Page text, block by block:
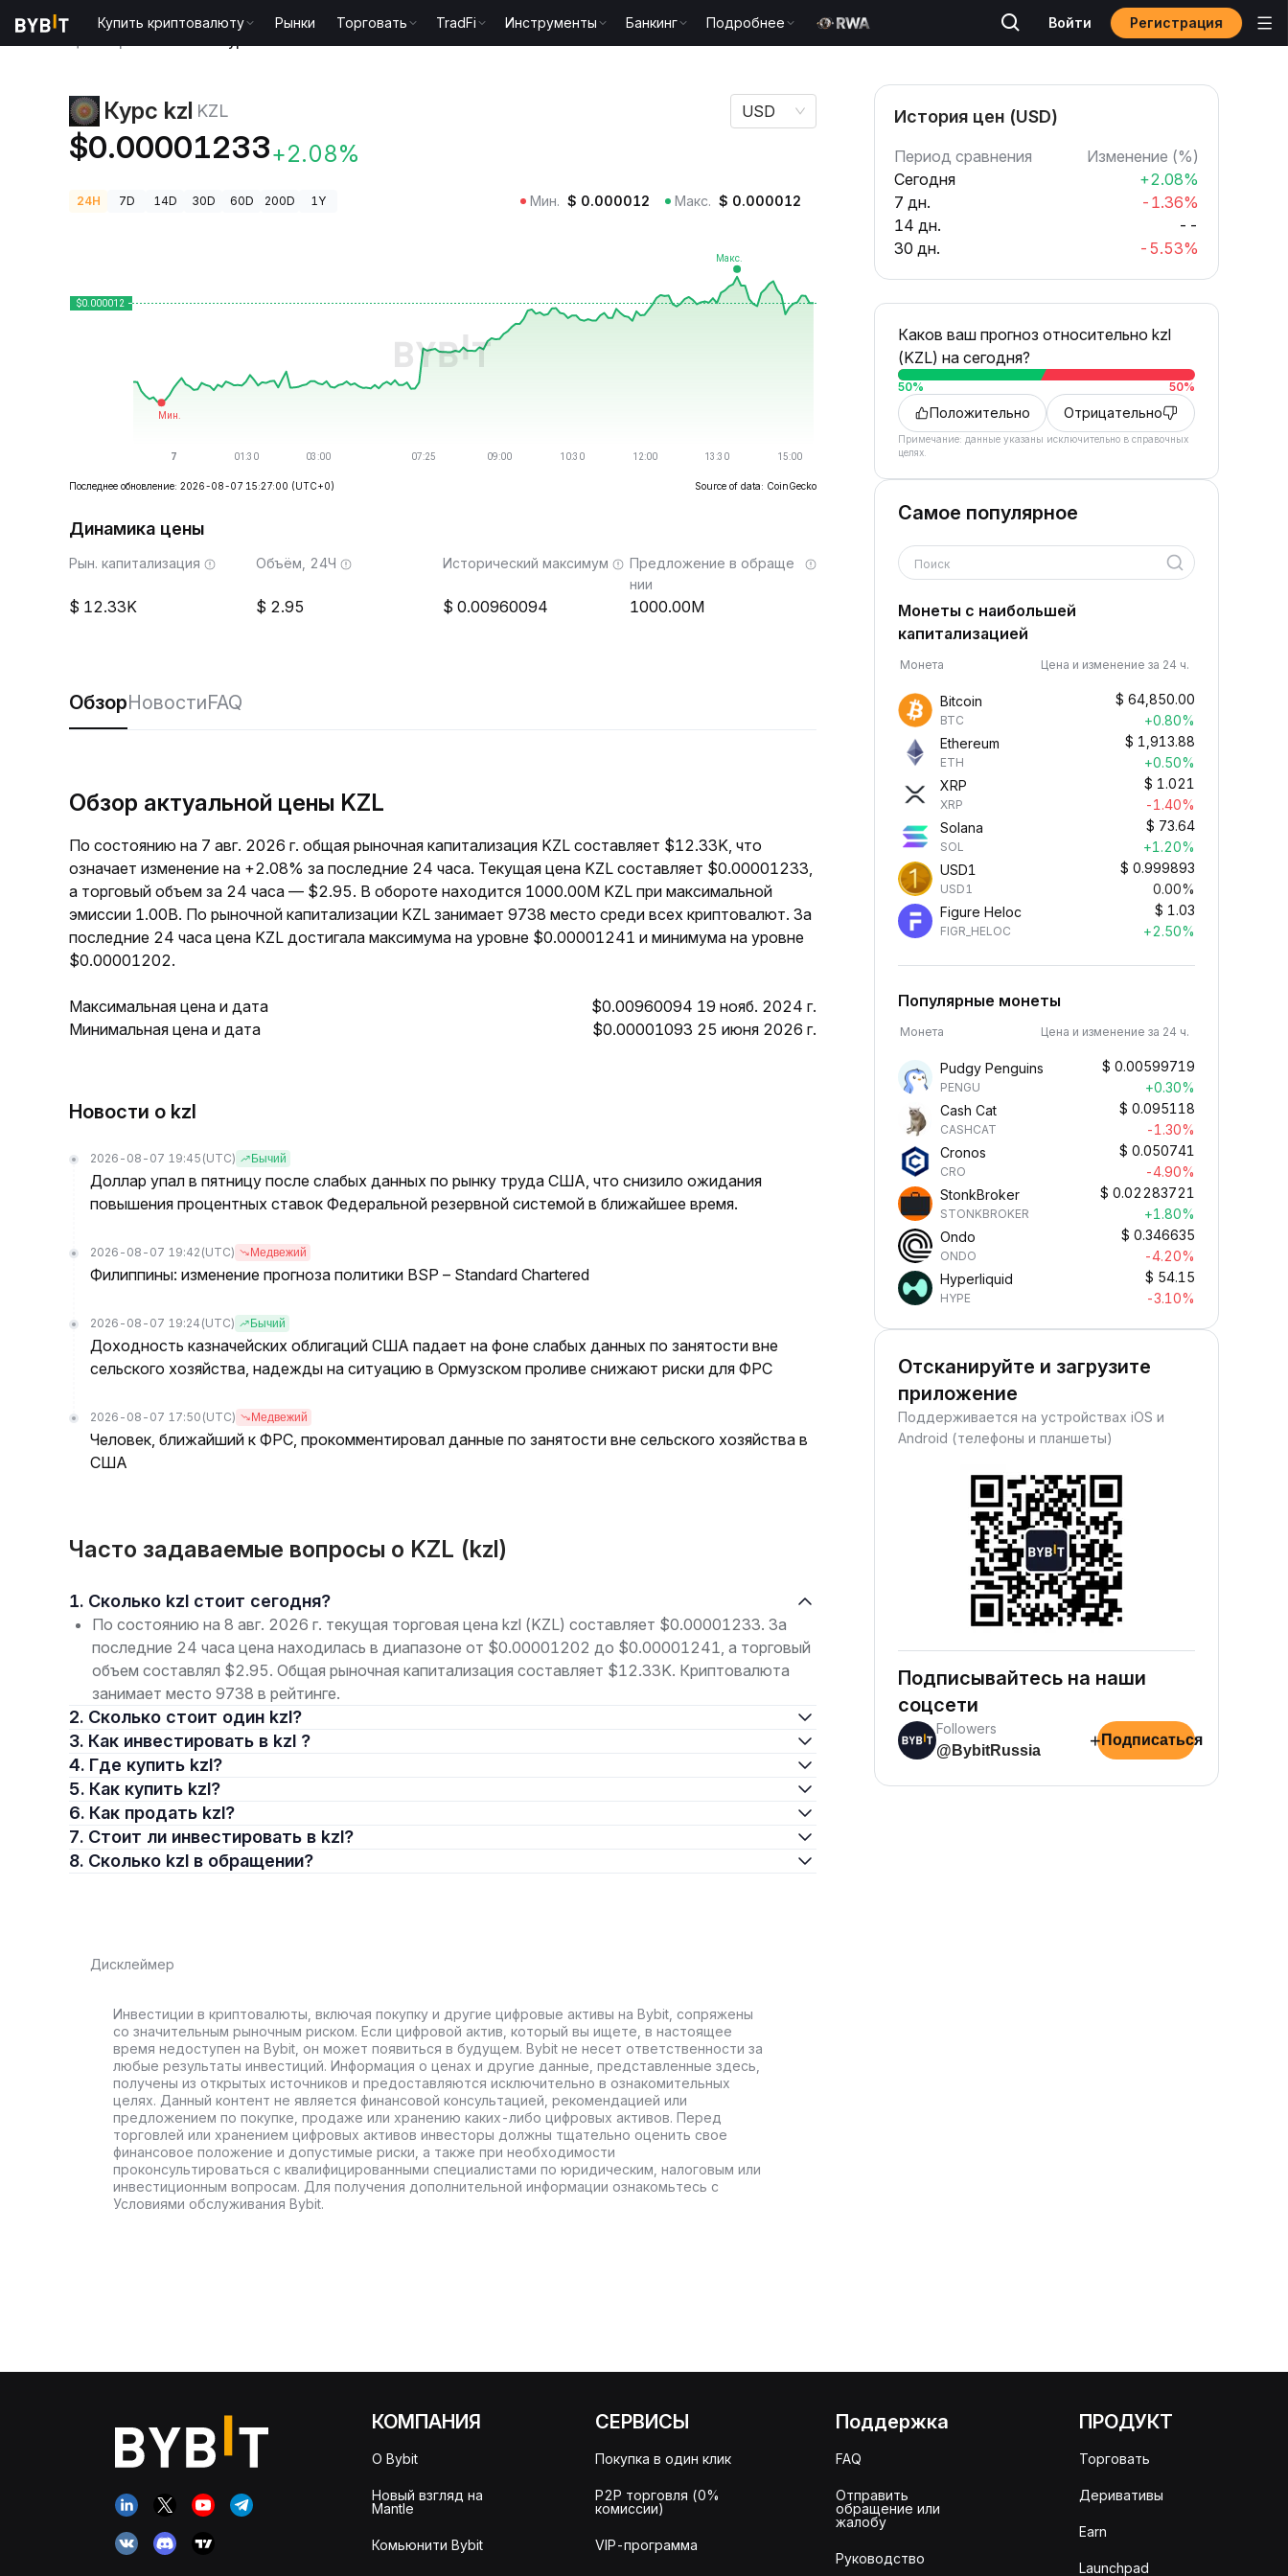
Купить криптовалюту Рынки Торговать TradFi Инструменты Банкинг Подробнее Войти Регистрация
Курс kzl KZL
$0.00001233+2.08%
USD
24H 7D 14D 30D 60D 200D 1Y Мин. $ 0.000012 Макс. $ 0.000012
Последнее обновление: 2026-08-07 15:27:00 (UTC+0) Source of data: CoinGecko
Динамика цены
Рын. капитализация
12.33K
Объём, 24Ч
2.95
Исторический максимум
0.00960094
Предложение в обраще
нии
1000.00M
ОбзорНовостиFAQ
Обзор актуальной цены KZL
По состоянию на 7 авг. 2026 г. общая рыночная капитализация KZL составляет $12.33K, что
означает изменение на +2.08% за последние 24 часа. Текущая цена KZL составляет $0.00001233,
а торговый объем за 24 часа — $2.95. В обороте находится 1000.00M KZL при максимальной
эмиссии 1.00B. По рыночной капитализации KZL занимает 9738 место среди всех криптовалют. За
последние 24 часа цена KZL достигала максимума на уровне $0.00001241 и минимума на уровне
$0.00001202.
Максимальная цена и дата
$0.00960094 19 нояб. 2024 г.
Минимальная цена и дата
$0.00001093 25 июня 2026 г.
Новости о kzl
2026-08-07 19:45 (UTC) Бычий
Доллар упал в пятницу после слабых данных по рынку труда США, что снизило ожидания
повышения процентных ставок Федеральной резервной системой в ближайшее время.
2026-08-07 19:42 (UTC) Медвежий
Филиппины: изменение прогноза политики BSP – Standard Chartered
2026-08-07 19:24 (UTC) Бычий
Доходность казначейских облигаций США падает на фоне слабых данных по занятости вне
сельского хозяйства, надежды на ситуацию в Ормузском проливе снижают риски для ФРС
2026-08-07 17:50 (UTC) Медвежий
Человек, ближайший к ФРС, прокомментировал данные по занятости вне сельского хозяйства в
США
Часто задаваемые вопросы о KZL (kzl)
1. Сколько kzl стоит сегодня?
По состоянию на 8 авг. 2026 г. текущая торговая цена kzl (KZL) составляет $0.00001233. За
последние 24 часа цена находилась в диапазоне от $0.00001202 до $0.00001241, а торговый
объем составлял $2.95. Общая рыночная капитализация составляет $12.33K. Криптовалюта
занимает место 9738 в рейтинге.
2. Сколько стоит один kzl?
3. Как инвестировать в kzl ?
4. Где купить kzl?
5. Как купить kzl?
6. Как продать kzl?
7. Стоит ли инвестировать в kzl?
8. Сколько kzl в обращении?
Дисклеймер
Инвестиции в криптовалюты, включая покупку и другие цифровые активы на Bybit, сопряжены
со значительным рыночным риском. Если цифровой актив, который вы ищете, в настоящее
время недоступен на Bybit, он может появиться в будущем. Bybit не несет ответственности за
любые результаты инвестиций. Информация о ценах и другие данные, представленные здесь,
получены из открытых источников и предоставляются исключительно в ознакомительных
целях. Данный контент не является финансовой консультацией, рекомендацией или
предложением по покупке, продаже или хранению каких-либо цифровых активов. Перед
торговлей или хранением цифровых активов инвесторы должны тщательно оценить свое
финансовое положение и допустимые риски, а также при необходимости
проконсультироваться с квалифицированными специалистами по юридическим, налоговым или
инвестиционным вопросам. Для получения дополнительной информации ознакомьтесь с
Условиями обслуживания Bybit.
История цен (USD)
Период сравнения
Изменение (%)
Сегодня
+2.08%
7 дн.
-1.36%
14 дн.
--
30 дн.
-5.53%
Каков ваш прогноз относительно kzl
(KZL) на сегодня?
50% 50%
Положительно Отрицательно
Примечание: данные указаны исключительно в справочных
целях.
Самое популярное
Поиск
Монеты с наибольшей
капитализацией
Монета Цена и изменение за 24 ч.
Bitcoin
BTC
$ 64,850.00
+0.80%
Ethereum
ETH
$ 1,913.88
+0.50%
XRP
XRP
$ 1.021
-1.40%
Solana
SOL
$ 73.64
+1.20%
USD1
USD1
$ 0.999893
0.00%
Figure Heloc
FIGR_HELOC
$ 1.03
+2.50%
Популярные монеты
Монета Цена и изменение за 24 ч.
Pudgy Penguins
PENGU
$ 0.00599719
+0.30%
Cash Cat
CASHCAT
$ 0.095118
-1.30%
Cronos
CRO
$ 0.050741
-4.90%
StonkBroker
STONKBROKER
$ 0.02283721
+1.80%
Ondo
ONDO
$ 0.346635
-4.20%
Hyperliquid
HYPE
$ 54.15
-3.10%
Отсканируйте и загрузите
приложение
Поддерживается на устройствах iOS и
Android (телефоны и планшеты)
Подписывайтесь на наши
соцсети
Followers
@BybitRussia
+ Подписаться
КОМПАНИЯ
О Bybit
Новый взгляд на
Mantle
Комьюнити Bybit
СЕРВИСЫ
Покупка в один клик
P2P торговля (0%
комиссии)
VIP-программа
Поддержка
FAQ
Отправить
обращение или
жалобу
Руководство
ПРОДУКТ
Торговать
Деривативы
Earn
Launchpad